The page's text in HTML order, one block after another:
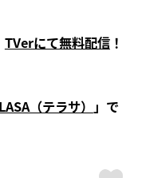
TVerにて無料配信！
（テラサ） 」で